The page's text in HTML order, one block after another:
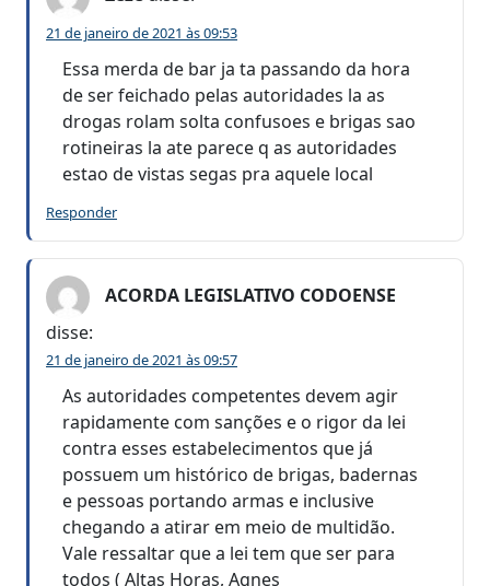
21 de janeiro de 2021 às 09:53
Essa merda de bar ja ta passando da hora
de ser feichado pelas autoridades la as
drogas rolam solta confusoes e brigas sao
rotineiras la ate parece q as autoridades
estao de vistas segas pra aquele local
Responder
ACORDA LEGISLATIVO CODOENSE
disse:
21 de janeiro de 2021 às 09:57
As autoridades competentes devem agir
rapidamente com sanções e o rigor da lei
contra esses estabelecimentos que já
possuem um histórico de brigas, badernas
e pessoas portando armas e inclusive
chegando a atirar em meio de multidão.
Vale ressaltar que a lei tem que ser para
todos ( Altas Horas, Agnes